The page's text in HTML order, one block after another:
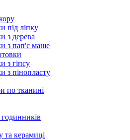
під ліпку
з дерева
з пап'є маше
з гіпсу
з пінопласту
по тканині
та керамиці